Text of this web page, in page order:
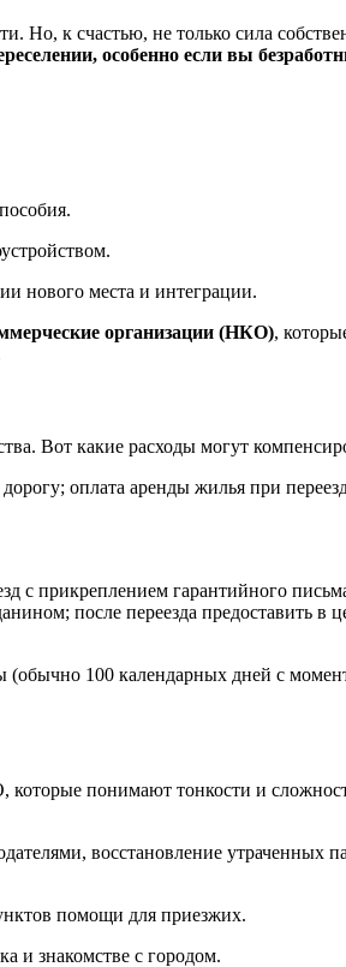
Но, к счастью, не только сила
особенно если вы
нового места и интеграции.
организации (НКО),
Вот какие расходы могут
оплата аренды жилья при
с прикреплением гарантийного
после переезда предоставить в
100 календарных дней с
которые понимают тонкости и
восстановление утраченных
помощи для приезжих.
и знакомстве с городом.